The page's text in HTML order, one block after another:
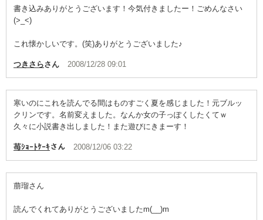
書き込みありがとうございます！今気付きましたー！ごめんなさい
(>_<)
これ懐かしいです。(笑)ありがとうございました♪
つきさらさん 2008/12/28 09:01
寒いのにこれを読んでる間はものすごく夏を感じました！元ブルッ
クリンです。名前変えました。なんか女の子っぽくしたくてｗ
久々に小説書き出しました！また遊びにきまーす！
苺ｼｮｰﾄｹｰｷさん 2008/12/06 03:22
萠瑠さん
読んでくれてありがとうございましたm(__)m